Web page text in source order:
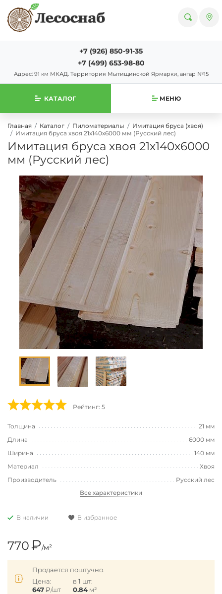
+7 (926) 850-91-35
+7 (499) 653-98-80
Адрес: 91 км МКАД. Территория Мытищинской Ярмарки, ангар №15
КАТАЛОГ МЕНЮ
Главная Каталог Пиломатериалы
Имитация бруса (хвоя)
Имитация бруса хвоя 21х140х6000 мм (Русский лес)
Имитация бруса хвоя 21х140х6000
мм (Русский лес)
Рейтинг: 5
Толщина
21 мм
Длина
6000 мм
Ширина
140 мм
Материал
Хвоя
Производитель
Русский лес
Все характеристики
В наличии В избранное
770₽/м²
Продается поштучно.
Цена:
647 ₽/шт
в 1 шт:
0.84 м²